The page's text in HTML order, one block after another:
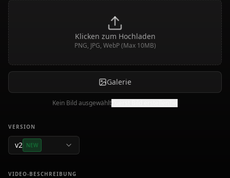
Klicken zum Hochladen
PNG, JPG, WebP (Max 10MB)
Galerie
Kein Bild ausgewählt
VERSION
v2 NEW
VIDEO-BESCHREIBUNG